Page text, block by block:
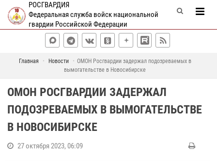
РОСГВАРДИЯ
Федеральная служба войск национальной
гвардии Российской Федерации
Главная Новости
ОМОН Росгвардии задержал подозреваемых в
вымогательстве в Новосибирске
ОМОН РОСГВАРДИИ ЗАДЕРЖАЛ
ПОДОЗРЕВАЕМЫХ В ВЫМОГАТЕЛЬСТВЕ
В НОВОСИБИРСКЕ
27 октября 2023, 06:09